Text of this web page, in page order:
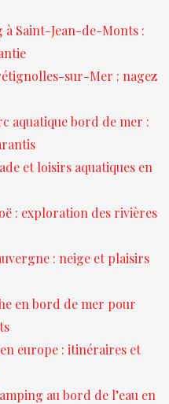
Saint-Jean-de-Monts :
sur-Mer : nagez
aquatique bord de mer :
et loisirs aquatiques en
: exploration des rivières
: neige et plaisirs
en bord de mer pour
europe : itinéraires et
au bord de l’eau en